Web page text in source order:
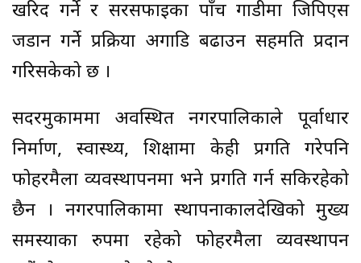
खरिद गर्ने र सरसफाइका पाँच गाडीमा जिपिएस
जडान गर्ने प्रक्रिया अगाडि बढाउन सहमति प्रदान
गरिसकेको छ ।
सदरमुकाममा अवस्थित नगरपालिकाले पूर्वाधार
निर्माण, स्वास्थ्य, शिक्षामा केही प्रगति गरेपनि
फोहरमैला व्यवस्थापनमा भने प्रगति गर्न सकिरहेको
छैन । नगरपालिकामा स्थापनाकालदेखिको मुख्य
समस्याका रुपमा रहेको फोहरमैला व्यवस्थापन